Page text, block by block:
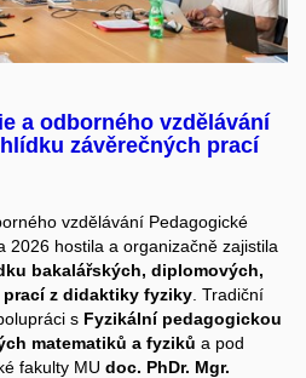
a odborného vzdělávání
závěrečných prací
vzdělávání Pedagogické
2026 hostila a organizačně zajistila
bakalářských, diplomových,
z didaktiky fyziky . Tradiční
s Fyzikální pedagogickou
matematiků a fyziků a pod
fakulty MU doc. PhDr. Mgr.